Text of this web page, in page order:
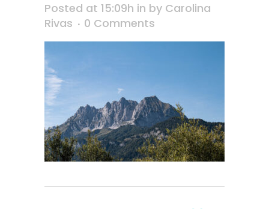
Posted at 15:09h in by Carolina
Rivas
0 Comments